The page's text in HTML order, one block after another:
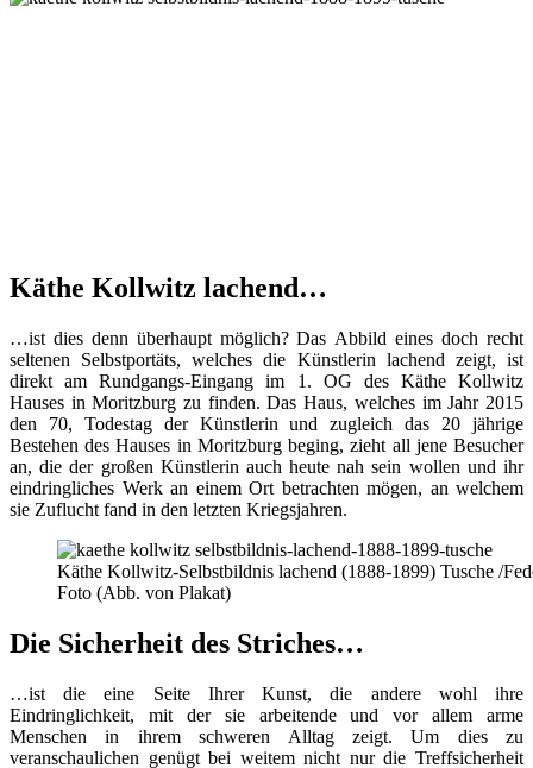
Käthe Kollwitz lachend…
…ist dies denn überhaupt möglich? Das Abbild eines doch recht
seltenen Selbstportäts, welches die Künstlerin lachend zeigt, ist
direkt am Rundgangs-Eingang im 1. OG des Käthe Kollwitz
Hauses in Moritzburg zu finden. Das Haus, welches im Jahr 2015
den 70, Todestag der Künstlerin und zugleich das 20 jährige
Bestehen des Hauses in Moritzburg beging, zieht all jene Besucher
an, die der großen Künstlerin auch heute nah sein wollen und ihr
eindringliches Werk an einem Ort betrachten mögen, an welchem
sie Zuflucht fand in den letzten Kriegsjahren.
Käthe Kollwitz-Selbstbildnis lachend (1888-1899) Tusche /
Foto (Abb. von Plakat)
Die Sicherheit des Striches…
…ist die eine Seite Ihrer Kunst, die andere wohl ihre
Eindringlichkeit, mit der sie arbeitende und vor allem arme
Menschen in ihrem schweren Alltag zeigt. Um dies zu
veranschaulichen genügt bei weitem nicht nur die Treffsicherheit